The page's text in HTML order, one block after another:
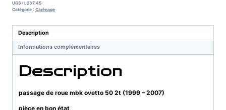
UGS : L237.45
Catégorie : Carénage
Description
Informations complémentaires
Description
passage de roue mbk ovetto 50 2t (1999 – 2007)
pièce en bon état